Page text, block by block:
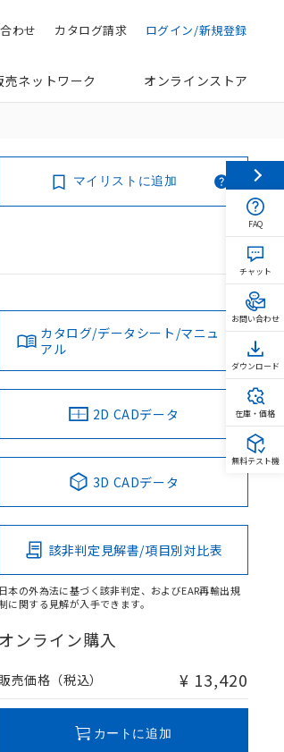
ログイン/新規登録
カタログ請求
わせ
売ネットワーク オンラインストア
マイリストに追加
カタログ/データシート/マニュ
アル
2D CADデータ
3D CADデータ
該非判定見解書/項目別対比表
日本の外為法に基づく該非判定、およびEAR再輸出規
に関する見解が入手できます。
オンライン購入
販売価格（税込） ¥ 13,420
カートに追加
FAQ
チャット
お問い合わせ
ダウンロード
在庫・価格
無料テスト機